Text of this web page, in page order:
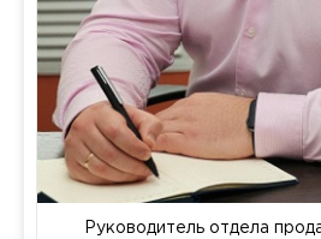
Руководитель отдела